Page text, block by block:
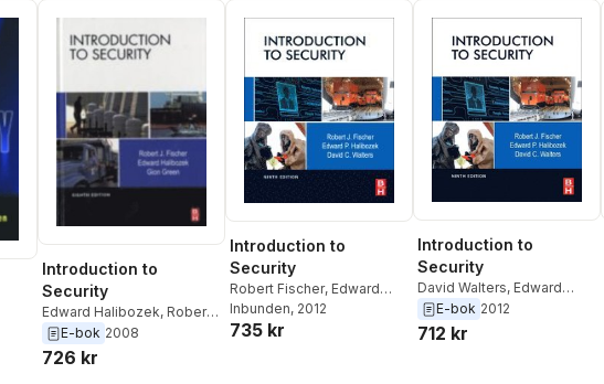
Introduction to
Security
Edward Halibozek, Robert
Fischer
E-bok 2008
726 kr
Introduction to
Security
Robert Fischer, Edward
Halibozek ,David Walters
Inbunden, 2012
735 kr
Introduction to
Security
David Walters, Edward
Halibozek,Robert Fischer
E-bok 2012
712 kr